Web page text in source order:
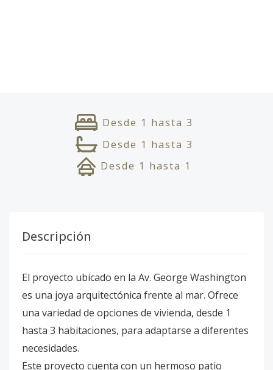
Desde 1 hasta 3
Desde 1 hasta 3
Desde 1 hasta 1
Descripción
El proyecto ubicado en la Av. George Washington
es una joya arquitectónica frente al mar. Ofrece
una variedad de opciones de vivienda, desde 1
hasta 3 habitaciones, para adaptarse a diferentes
necesidades.
Este proyecto cuenta con un hermoso patio